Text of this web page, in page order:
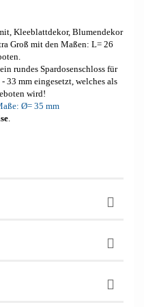
Kleeblattdekor, Blumendekor
Groß mit den Maßen: L= 26
rundes Spardosenschloss für
33 mm eingesetzt, welches als
wird!
Ø= 35 mm
.